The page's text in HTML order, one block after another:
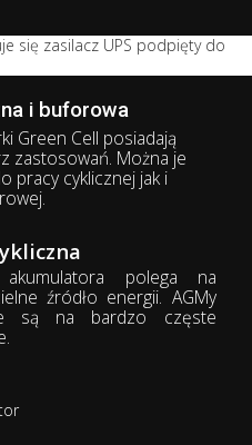
się m.in. w:
golfowych, widłowych,
i buforowa
Green Cell posiadają
zastosowań. Można je
pracy cyklicznej jak i
akumulatora polega na
źródło energii. AGMy
są na bardzo częste